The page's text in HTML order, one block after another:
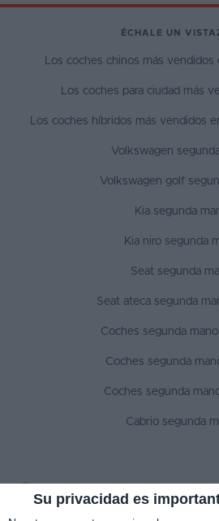
Su privacidad es
ÉCHALE UN
Los coches chinos más
Los coches para ciudad más
Los coches híbridos más vendidos
Volkswagen
Volkswagen golf
Kia segunda
Kia niro segunda
Seat segunda
Seat ateca segunda
Coches segunda
Coches segunda
Coches segunda
Cabrio segunda